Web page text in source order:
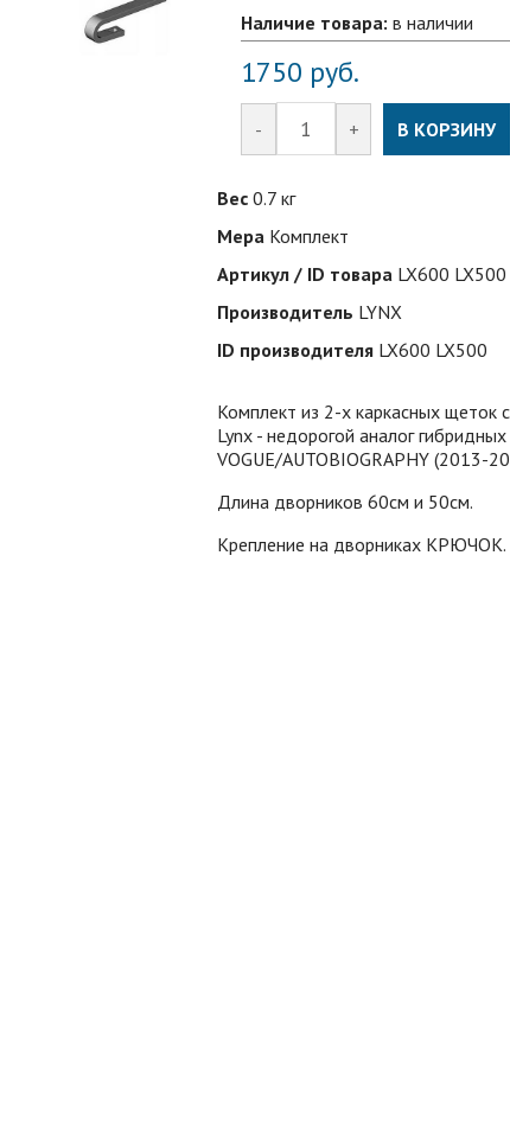
Наличие товара: в наличии
1750 руб.
- + В КОРЗИНУ
Вес 0.7 кг
Мера Комплект
Артикул / ID товара LX600 LX500
Производитель LYNX
ID производителя LX600 LX500
Комплект из 2-х каркасных щеток
Lynx - недорогой аналог
VOGUE/AUTOBIOGRAPHY (2013-
Длина дворников 60см и 50см.
Крепление на дворниках КРЮЧОК.